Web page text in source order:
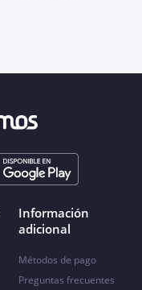
Información
adicional
Métodos de pago
Preguntas frecuentes